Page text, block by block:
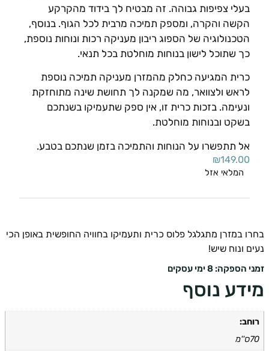
בעלי צפיפות גבוהה. זה מבטיח לך בידוד מהקרקע
הקשה והקרה, ומספק תמיכה מרבית לכל הגוף. בנוסף,
הטכנולוגיה של הספוג ריבון מעניקה רכות ונוחות נוספת,
כך שתוכל לישון בנוחות מוחלטת בכל תנאי.
כרית המגיעה כחלק מהמזרן מעניקה תמיכה נוספת
לראש ולצוואר, מה שמקנה לך תחושת שינה מתוחזקת
ונעימה. בזכות כרית זו, אין ספק שתעמיקו בשנתכם
בשקט ובנוחות מוחלטת.
אל תתפשרו על הנוחות והתמיכה בזמן שנתכם בטבע.
₪149.00
המלאי אזל
במזרן מתגלגל פלוס כרית ותעמיקו בחוויה החופשית באופן הכי
ונוח שיש!
8 ימי עסקים
נוסף